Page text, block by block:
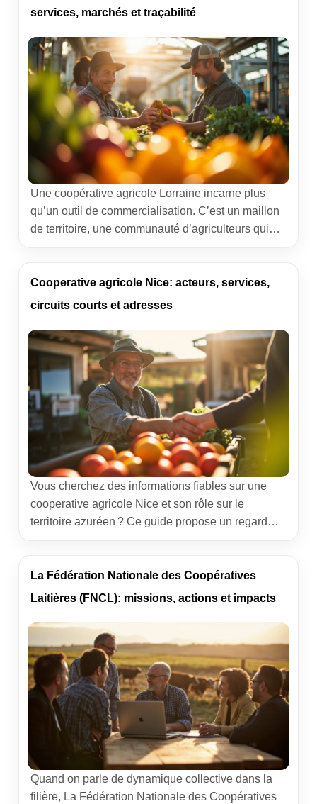
coopération au pied du Garlaban et comment en
[…]
services, marchés et traçabilité
Une coopérative agricole Lorraine incarne plus
qu’un outil de commercialisation. C’est un maillon
de territoire, une communauté d’agriculteurs qui
Moselle et Vosges, ce modèle s’adapte aux
marchés, au climat et aux attentes sociétales, avec
Cooperative agricole Nice: acteurs, services,
circuits courts et adresses
Vous cherchez des informations fiables sur une
cooperative agricole Nice et son rôle sur le
territoire azuréen ? Ce guide propose un regard
les acteurs locaux. Le tout avec un prisme terrain,
utile tant pour les exploitants que pour les
La Fédération Nationale des Coopératives
Laitières (FNCL): missions, actions et impacts
Quand on parle de dynamique collective dans la
filière, La Fédération Nationale des Coopératives